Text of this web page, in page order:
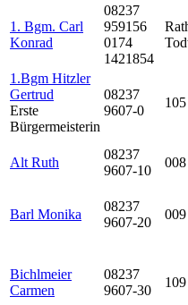
1. Bgm. Carl
Konrad
08237
959156
0174
1421854
1.Bgm Hitzler
Gertrud
Erste
Bürgermeisterin
08237
9607-0
105
Alt Ruth
08237
9607-10
008
Barl Monika
08237
9607-20
009
Bichlmeier
Carmen
08237
9607-30
109